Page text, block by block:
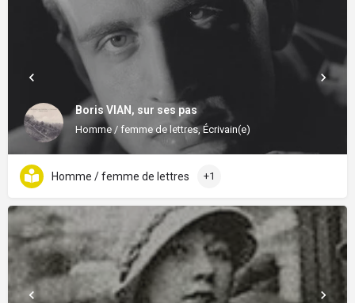
Boris VIAN, sur ses pas
Homme / femme de lettres, Écrivain(e)
Homme / femme de lettres +1